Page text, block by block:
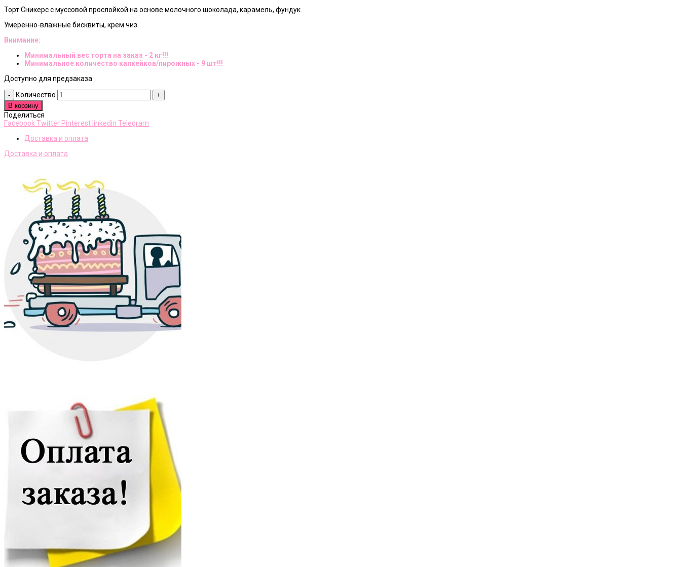
Торт Сникерс с муссовой прослойкой на основе молочного шоколада, карамель, фундук.
Умеренно-влажные бисквиты, крем чиз.
Внимание:
Минимальный вес торта на заказ - 2 кг!!!
Минимальное количество капкейков/пирожных - 9 шт!!!
Доступно для предзаказа
Количество
В корзину
Поделиться
Facebook Twitter Pinterest linkedin Telegram
Доставка и оплата
Доставка и оплата